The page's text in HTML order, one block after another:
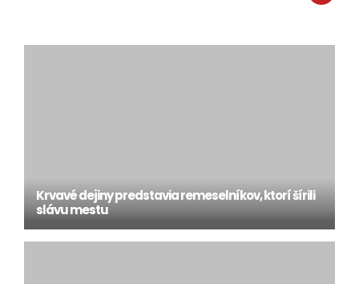
Krvavé dejiny predstavia remeselníkov, ktorí šírili
slávu mestu